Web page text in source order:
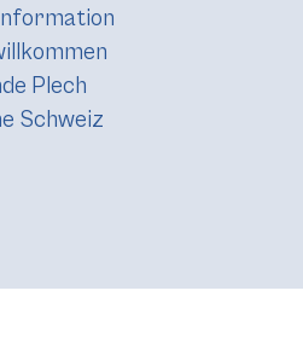
Plech
Schweiz